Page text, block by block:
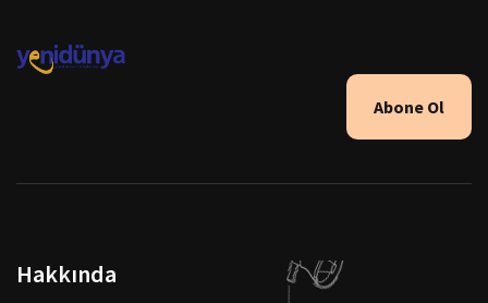
Abone Ol
Hakkında